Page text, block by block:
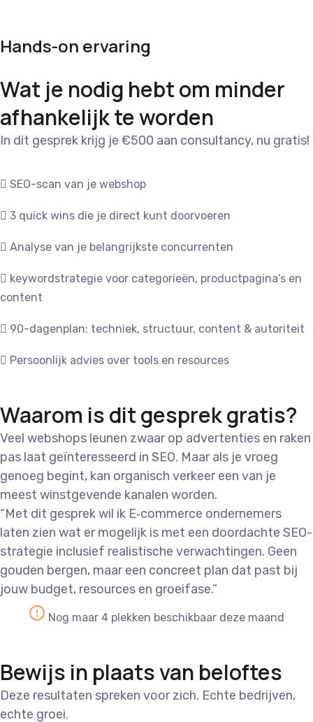
Hands-on ervaring
Wat je nodig hebt om minder
afhankelijk te worden
In dit gesprek krijg je €500 aan consultancy, nu gratis!
SEO-scan van je webshop
3 quick wins die je direct kunt doorvoeren
Analyse van je belangrijkste concurrenten
keywordstrategie voor categorieën, productpagina’s en
content
90-dagenplan: techniek, structuur, content & autoriteit
Persoonlijk advies over tools en resources
Waarom is dit gesprek gratis?
Veel webshops leunen zwaar op advertenties en raken
pas laat geïnteresseerd in SEO. Maar als je vroeg
genoeg begint, kan organisch verkeer een van je
meest winstgevende kanalen worden.
“Met dit gesprek wil ik E‑commerce ondernemers
laten zien wat er mogelijk is met een doordachte SEO-
strategie inclusief realistische verwachtingen. Geen
gouden bergen, maar een concreet plan dat past bij
jouw budget, resources en groeifase.”
Nog maar 4 plekken beschikbaar deze maand
Bewijs in plaats van beloftes
Deze resultaten spreken voor zich. Echte bedrijven,
echte groei.